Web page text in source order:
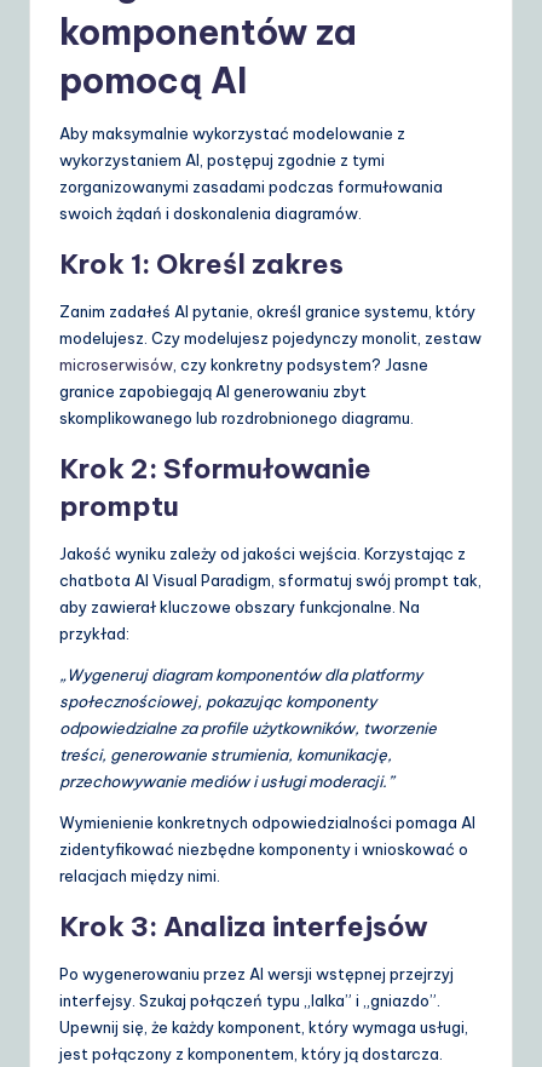
komponentów za
pomocą AI
Aby maksymalnie wykorzystać modelowanie z
wykorzystaniem AI, postępuj zgodnie z tymi
zorganizowanymi zasadami podczas formułowania
swoich żądań i doskonalenia diagramów.
Krok 1: Określ zakres
Zanim zadałeś AI pytanie, określ granice systemu, który
modelujesz. Czy modelujesz pojedynczy monolit, zestaw
microserwisów , czy konkretny podsystem? Jasne
granice zapobiegają AI generowaniu zbyt
skomplikowanego lub rozdrobnionego diagramu.
Krok 2: Sformułowanie
promptu
Jakość wyniku zależy od jakości wejścia. Korzystając z
chatbota AI Visual Paradigm, sformatuj swój prompt tak,
aby zawierał kluczowe obszary funkcjonalne. Na
przykład:
„Wygeneruj diagram komponentów dla platformy
społecznościowej, pokazując komponenty
odpowiedzialne za profile użytkowników, tworzenie
treści, generowanie strumienia, komunikację,
przechowywanie mediów i usługi moderacji.”
Wymienienie konkretnych odpowiedzialności pomaga AI
zidentyfikować niezbędne komponenty i wnioskować o
relacjach między nimi.
Krok 3: Analiza interfejsów
Po wygenerowaniu przez AI wersji wstępnej przejrzyj
interfejsy. Szukaj połączeń typu „lalka” i „gniazdo”.
Upewnij się, że każdy komponent, który wymaga usługi,
jest połączony z komponentem, który ją dostarcza.